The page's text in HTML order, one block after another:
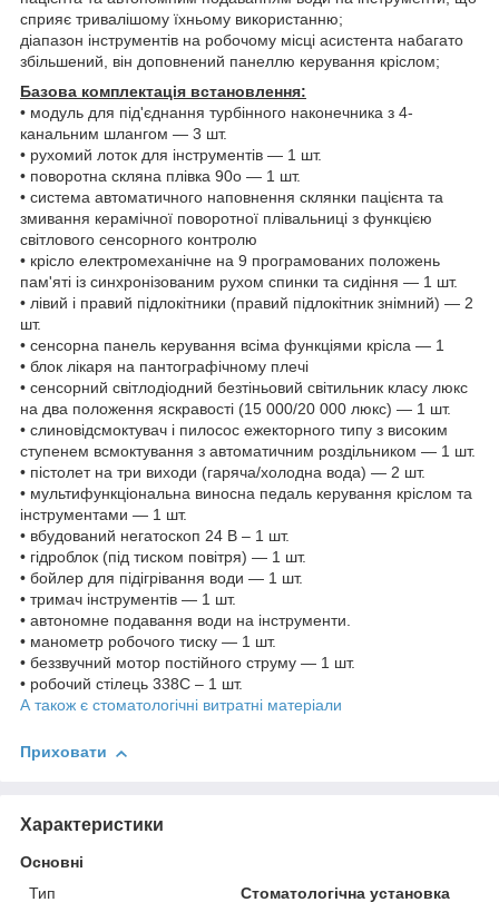
сприяє тривалішому їхньому використанню;
діапазон інструментів на робочому місці асистента набагато
збільшений, він доповнений панеллю керування кріслом;
Базова комплектація встановлення:
• модуль для під'єднання турбінного наконечника з 4-
канальним шлангом — 3 шт.
• рухомий лоток для інструментів — 1 шт.
• поворотна скляна плівка 90o — 1 шт.
• система автоматичного наповнення склянки пацієнта та
змивання керамічної поворотної плівальниці з функцією
світлового сенсорного контролю
• крісло електромеханічне на 9 програмованих положень
пам'яті із синхронізованим рухом спинки та сидіння — 1 шт.
• лівий і правий підлокітники (правий підлокітник знімний) — 2
шт.
• сенсорна панель керування всіма функціями крісла — 1
• блок лікаря на пантографічному плечі
• сенсорний світлодіодний безтіньовий світильник класу люкс
на два положення яскравості (15 000/20 000 люкс) — 1 шт.
• слиновідсмоктувач і пилосос ежекторного типу з високим
ступенем всмоктування з автоматичним роздільником — 1 шт.
• пістолет на три виходи (гаряча/холодна вода) — 2 шт.
• мультифункціональна виносна педаль керування кріслом та
інструментами — 1 шт.
• вбудований негатоскоп 24 В – 1 шт.
• гідроблок (під тиском повітря) — 1 шт.
• бойлер для підігрівання води — 1 шт.
• тримач інструментів — 1 шт.
• автономне подавання води на інструменти.
• манометр робочого тиску — 1 шт.
• беззвучний мотор постійного струму — 1 шт.
• робочий стілець 338С – 1 шт.
А також є стоматологічні витратні матеріали
Приховати
Характеристики
Основні
Тип
Стоматологічна установка